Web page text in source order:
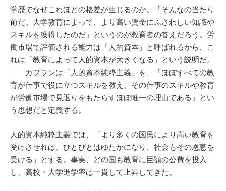
学歴でなぜこれほどの格差が生じるのか。「そんなの当たり
前だ。大学教育によって、より高い賃金にふさわしい知識や
スキルを獲得したのだ」というのが教育者の答えだろう。労
働市場で評価される能力は「人的資本」と呼ばれるから、こ
れは「教育によって人的資本が大きくなる」という説明だ。
――カプランは「人的資本純粋主義」を、「ほぼすべての教
育が仕事で役に立つスキルを教え、その仕事のスキルや教育
が労働市場で見返りをもたらすほぼ唯一の理由である」とい
う思想だと定義する。
人的資本純粋主義では、「より多くの国民により高い教育を
受けさせれば、ひとびとはゆたかになり、社会もその恩恵を
受ける」とする。事実、どの国も教育に巨額の公費を投入
し、高校・大学進学率は一貫して上昇してきた。